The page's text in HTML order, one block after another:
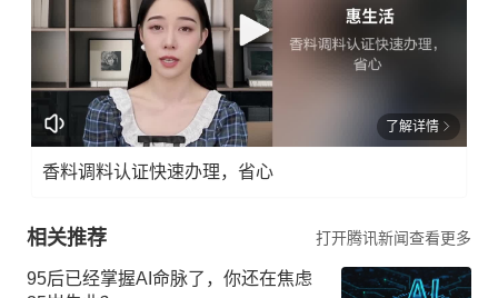
了解详情
香料调料认证快速办理，省心
相关推荐 打开腾讯新闻查看更多
95后已经掌握AI命脉了，你还在焦虑